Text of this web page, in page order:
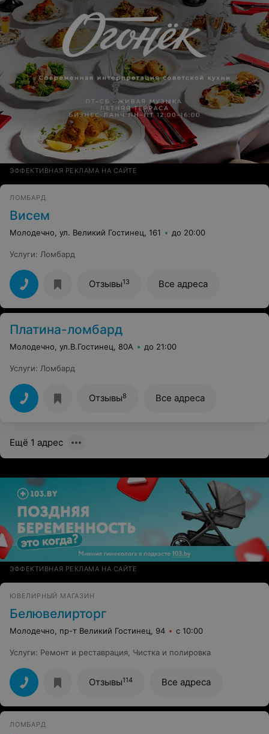
ЭФФЕКТИВНАЯ РЕКЛАМА НА САЙТЕ
ЛОМБАРД
Висем
Молодечно, ул. Великий Гостинец, 161 до 20:00
Услуги: Ломбард
Отзывы13 Все адреса
Платина-ломбард
Молодечно, ул.В.Гостинец, 80А до 21:00
Услуги: Ломбард
Отзывы8 Все адреса
Ещё 1 адрес
ЭФФЕКТИВНАЯ РЕКЛАМА НА САЙТЕ
ЮВЕЛИРНЫЙ МАГАЗИН
Белювелирторг
Молодечно, пр-т Великий Гостинец, 94 с 10:00
Услуги: Ремонт и реставрация, Чистка и полировка
Отзывы114 Все адреса
ЛОМБАРД